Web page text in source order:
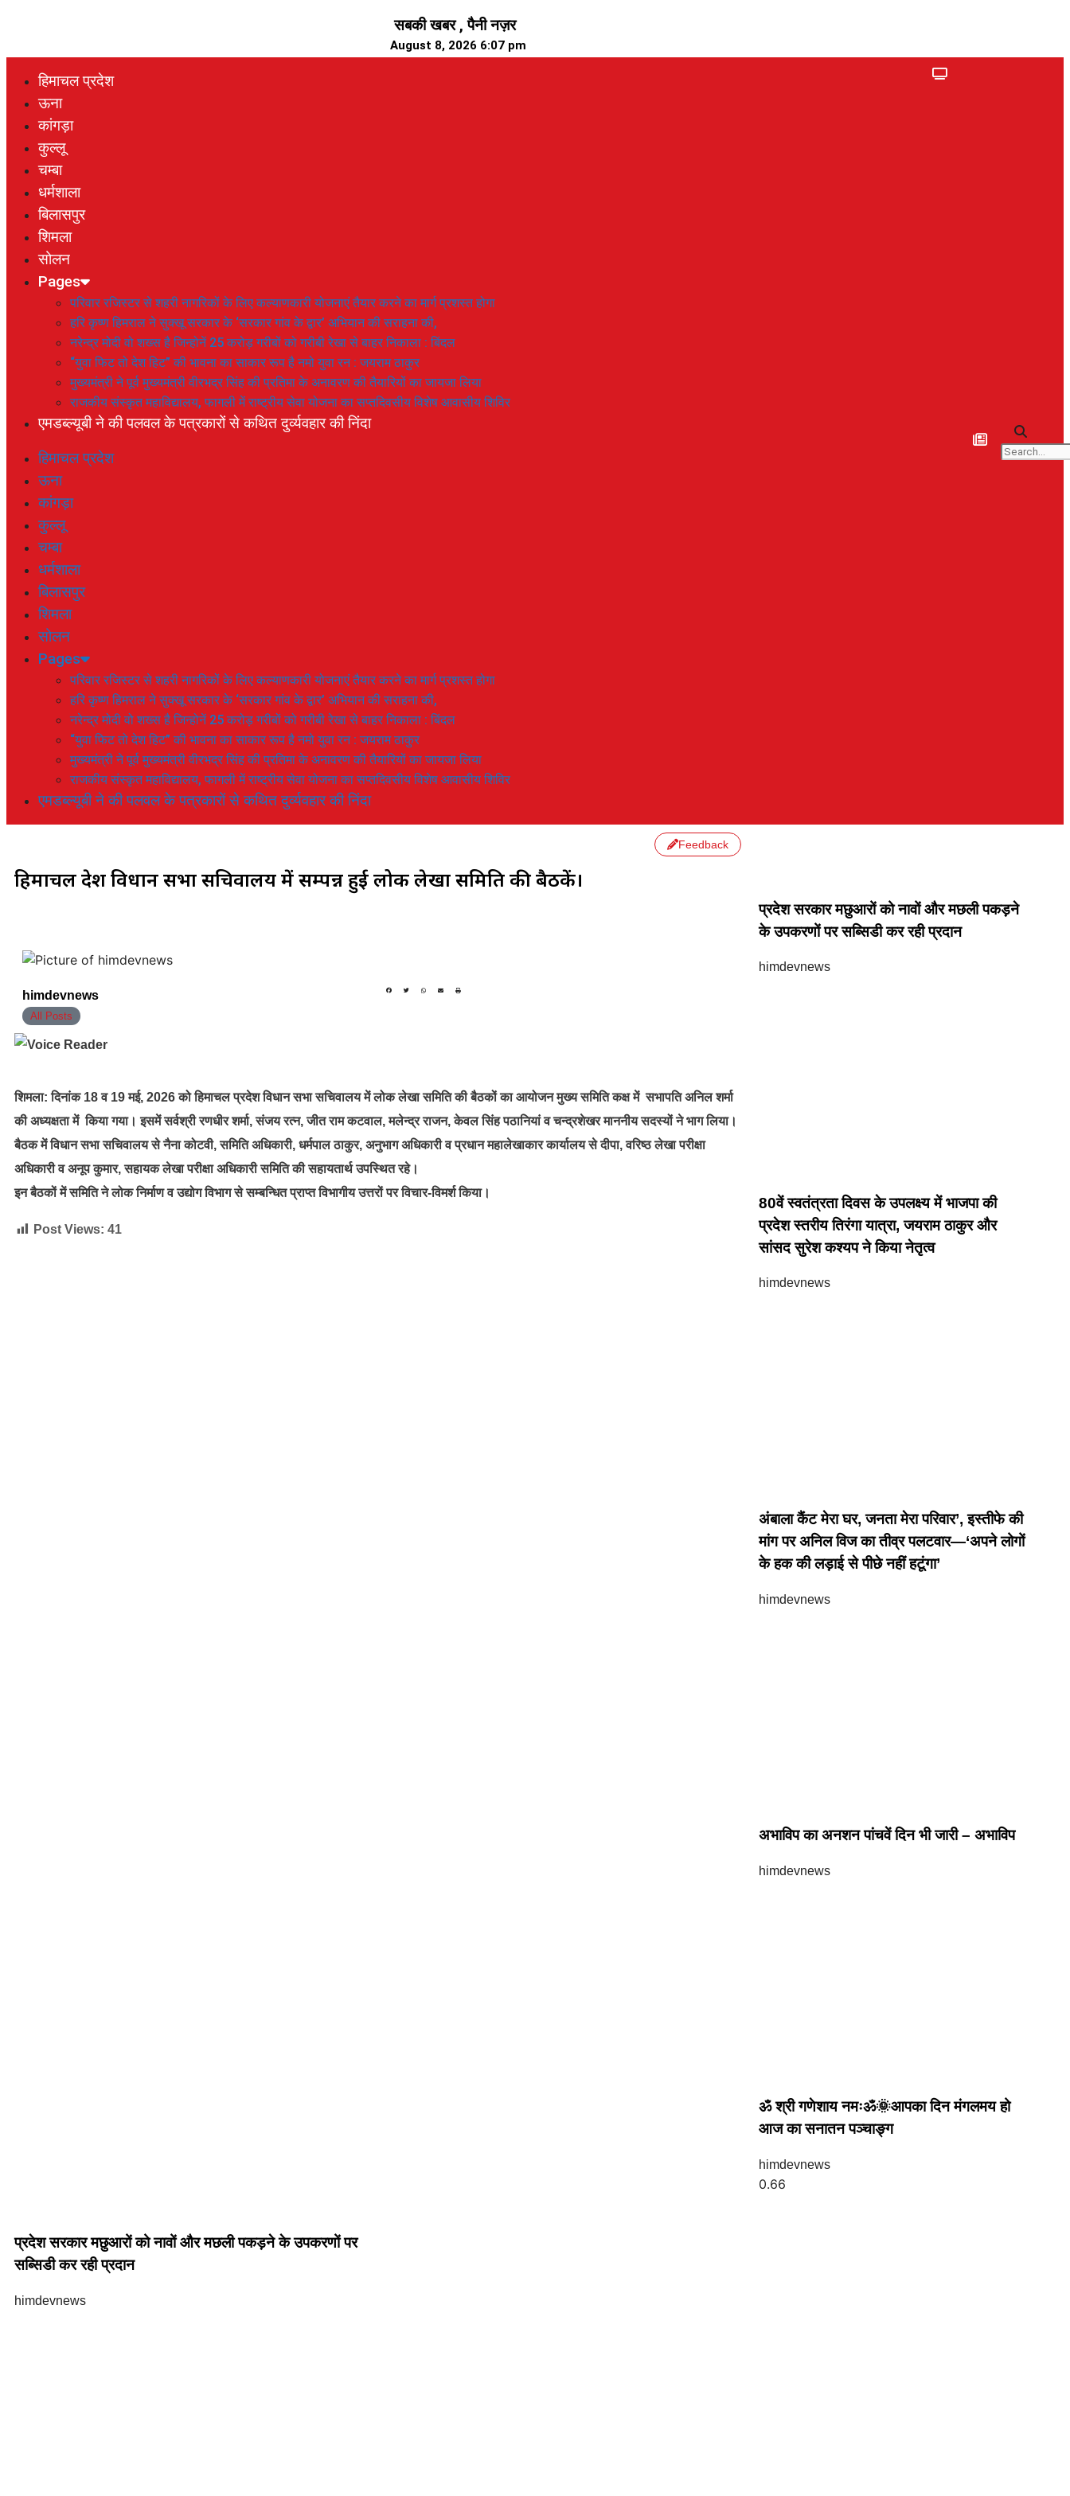
सबकी खबर , पैनी नज़र
August 8, 2026 6:07 pm
हिमाचल प्रदेश
ऊना
कांगड़ा
कुल्लू
चम्बा
धर्मशाला
बिलासपुर
शिमला
सोलन
Pages
परिवार रजिस्टर से शहरी नागरिकों के लिए कल्याणकारी योजनाएं तैयार करने का मार्ग प्रशस्त होगा
हरि कृष्ण हिमराल ने सुक्खू सरकार के ‘सरकार गांव के द्वार’ अभियान की सराहना की,
नरेन्द्र मोदी वो शख्स है जिन्होनें 25 करोड़ गरीबों को गरीबी रेखा से बाहर निकाला : बिंदल
“युवा फिट तो देश हिट” की भावना का साकार रूप है नमो युवा रन : जयराम ठाकुर
मुख्यमंत्री ने पूर्व मुख्यमंत्री वीरभद्र सिंह की प्रतिमा के अनावरण की तैयारियों का जायजा लिया
राजकीय संस्कृत महाविद्यालय, फागली में राष्ट्रीय सेवा योजना का सप्तदिवसीय विशेष आवासीय शिविर
एमडब्ल्यूबी ने की पलवल के पत्रकारों से कथित दुर्व्यवहार की निंदा
हिमाचल प्रदेश
ऊना
कांगड़ा
कुल्लू
चम्बा
धर्मशाला
बिलासपुर
शिमला
सोलन
Pages
परिवार रजिस्टर से शहरी नागरिकों के लिए कल्याणकारी योजनाएं तैयार करने का मार्ग प्रशस्त होगा
हरि कृष्ण हिमराल ने सुक्खू सरकार के ‘सरकार गांव के द्वार’ अभियान की सराहना की,
नरेन्द्र मोदी वो शख्स है जिन्होनें 25 करोड़ गरीबों को गरीबी रेखा से बाहर निकाला : बिंदल
“युवा फिट तो देश हिट” की भावना का साकार रूप है नमो युवा रन : जयराम ठाकुर
मुख्यमंत्री ने पूर्व मुख्यमंत्री वीरभद्र सिंह की प्रतिमा के अनावरण की तैयारियों का जायजा लिया
राजकीय संस्कृत महाविद्यालय, फागली में राष्ट्रीय सेवा योजना का सप्तदिवसीय विशेष आवासीय शिविर
एमडब्ल्यूबी ने की पलवल के पत्रकारों से कथित दुर्व्यवहार की निंदा
Feedback
हिमाचल प्रदेश विधान सभा सचिवालय में सम्पन्न हुई लोक लेखा समिति की बैठकें।
himdevnews
All Posts
शिमला: दिनांक 18 व 19 मई, 2026 को हिमाचल प्रदेश विधान सभा सचिवालय में लोक लेखा समिति की बैठकों का आयोजन मुख्य समिति कक्ष में सभापति अनिल शर्मा
की अध्यक्षता में किया गया। इसमें सर्वश्री रणधीर शर्मा, संजय रत्न, जीत राम कटवाल, मलेन्द्र राजन, केवल सिंह पठानियां व चन्द्रशेखर माननीय सदस्यों ने भाग लिया।
बैठक में विधान सभा सचिवालय से नैना कोटवी, समिति अधिकारी, धर्मपाल ठाकुर, अनुभाग अधिकारी व प्रधान महालेखाकार कार्यालय से दीपा, वरिष्ठ लेखा परीक्षा
अधिकारी व अनूप कुमार, सहायक लेखा परीक्षा अधिकारी समिति की सहायतार्थ उपस्थित रहे।
इन बैठकों में समिति ने लोक निर्माण व उद्योग विभाग से सम्बन्धित प्राप्त विभागीय उत्तरों पर विचार-विमर्श किया।
Post Views: 41
प्रदेश सरकार मछुआरों को नावों और मछली पकड़ने
के उपकरणों पर सब्सिडी कर रही प्रदान
himdevnews
80वें स्वतंत्रता दिवस के उपलक्ष्य में भाजपा की
प्रदेश स्तरीय तिरंगा यात्रा, जयराम ठाकुर और
सांसद सुरेश कश्यप ने किया नेतृत्व
himdevnews
अंबाला कैंट मेरा घर, जनता मेरा परिवार’, इस्तीफे की
मांग पर अनिल विज का तीव्र पलटवार—‘अपने लोगों
के हक की लड़ाई से पीछे नहीं हटूंगा’
himdevnews
अभाविप का अनशन पांचवें दिन भी जारी – अभाविप
himdevnews
ॐ श्री गणेशाय नमःॐ🌞आपका दिन मंगलमय हो
आज का सनातन पञ्चाङ्ग
himdevnews
प्रदेश सरकार मछुआरों को नावों और मछली पकड़ने के उपकरणों पर
सब्सिडी कर रही प्रदान
himdevnews